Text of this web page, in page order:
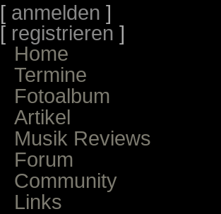
[ anmelden ]
[ registrieren ]
Home
Termine
Fotoalbum
Artikel
Musik Reviews
Forum
Community
Links